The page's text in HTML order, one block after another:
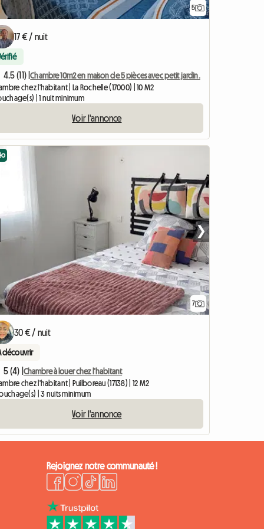
5
17 € / nuit
4.5 (11) |Chambre 10m2 en maison de 5 pièces avec petit jardin.
chez l'habitant | La Rochelle (17000) | 10 M2
| 1 nuit minimum
Voir l'annonce
7
❯
30 € / nuit
découvrir
5 (4) | Chambre à louer chez l’habitant
chez l'habitant | Puilboreau (17138) | 12 M2
| 3 nuits minimum
Voir l'annonce
Rejoignez notre communauté !